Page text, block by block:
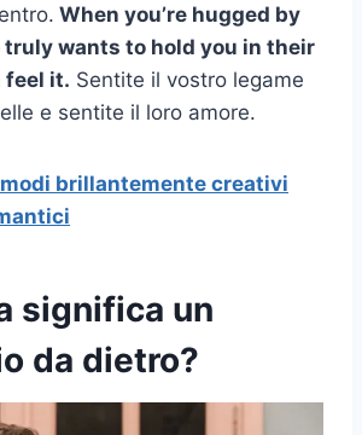
When you’re hugged by
truly wants to hold you in their
feel it. Sentite il vostro legame
e sentite il loro amore.
brillantemente creativi
significa un
da dietro?